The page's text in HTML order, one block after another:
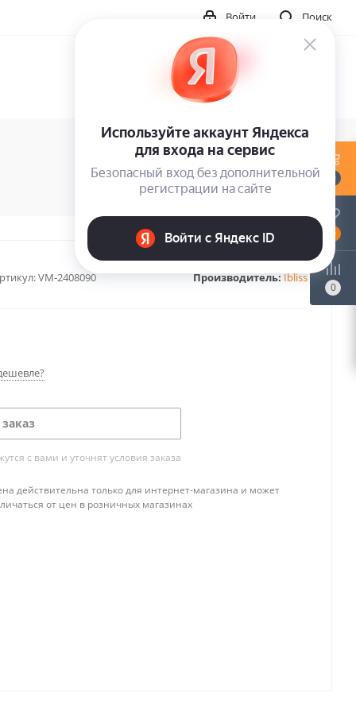
Поиск
Войти
VM-2408090 Производитель:Ibliss
с вами и уточнят условия заказа
действительна только для интернет-магазина и может
от цен в розничных магазинах
0
0
0